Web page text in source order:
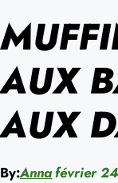
AUX
AUX
By:Annafévrier